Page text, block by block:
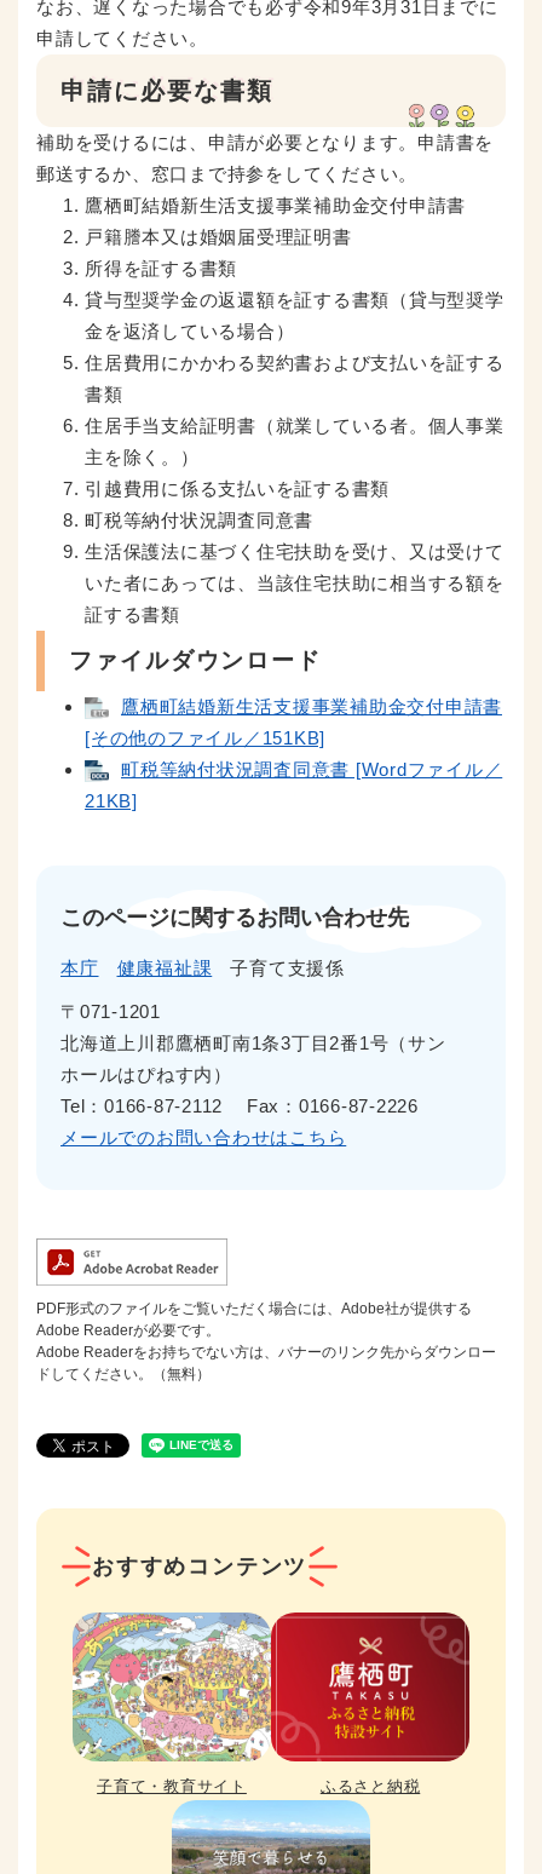
なお、遅くなった場合でも必ず令和9年3月31日までに
申請してください。
申請に必要な書類
補助を受けるには、申請が必要となります。申請書を
郵送するか、窓口まで持参をしてください。
鷹栖町結婚新生活支援事業補助金交付申請書
戸籍謄本又は婚姻届受理証明書
所得を証する書類
貸与型奨学金の返還額を証する書類（貸与型奨学
金を返済している場合）
住居費用にかかわる契約書および支払いを証する
書類
住居手当支給証明書（就業している者。個人事業
主を除く。）
引越費用に係る支払いを証する書類
町税等納付状況調査同意書
生活保護法に基づく住宅扶助を受け、又は受けて
いた者にあっては、当該住宅扶助に相当する額を
証する書類
ファイルダウンロード
鷹栖町結婚新生活支援事業補助金交付申請書
[その他のファイル／151KB]
町税等納付状況調査同意書 [Wordファイル／
21KB]
このページに関するお問い合わせ先
本庁 健康福祉課 子育て支援係
〒071-1201
北海道上川郡鷹栖町南1条3丁目2番1号（サン
ホールはぴねす内）
Tel：0166-87-2112
Fax：0166-87-2226
メールでのお問い合わせはこちら
PDF形式のファイルをご覧いただく場合には、Adobe社が提供する
Adobe Readerが必要です。
Adobe Readerをお持ちでない方は、バナーのリンク先からダウンロー
ドしてください。（無料）
おすすめコンテンツ
子育て・教育サイト ふるさと納税